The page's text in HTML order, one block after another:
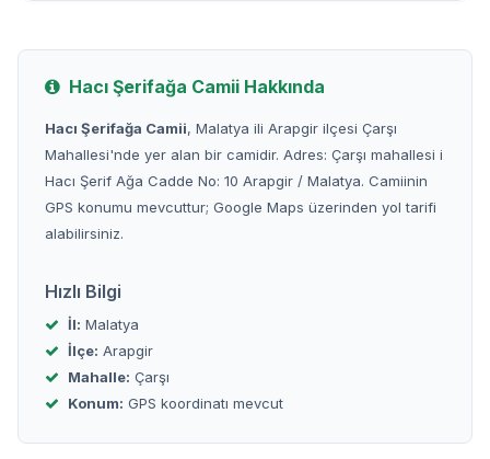
Hacı Şerifağa Camii Hakkında
Hacı Şerifağa Camii, Malatya ili Arapgir ilçesi Çarşı
Mahallesi'nde yer alan bir camidir. Adres: Çarşı mahallesi i
Hacı Şerif Ağa Cadde No: 10 Arapgir / Malatya. Camiinin
GPS konumu mevcuttur; Google Maps üzerinden yol tarifi
alabilirsiniz.
Hızlı Bilgi
İl: Malatya
İlçe: Arapgir
Mahalle: Çarşı
Konum: GPS koordinatı mevcut